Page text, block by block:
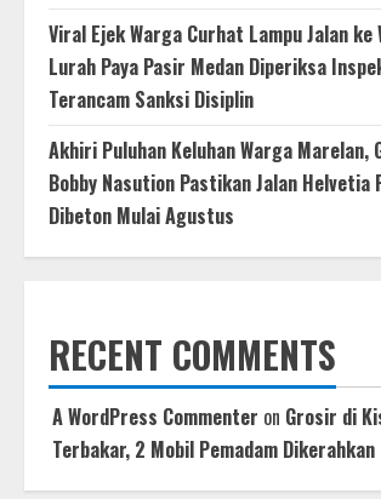
Viral Ejek Warga Curhat Lampu Jalan ke
Lurah Paya Pasir Medan Diperiksa
Terancam Sanksi Disiplin
Akhiri Puluhan Keluhan Warga Marelan,
Bobby Nasution Pastikan Jalan Helvetia
Dibeton Mulai Agustus
RECENT COMMENTS
A WordPress Commenter on Grosir di
Terbakar, 2 Mobil Pemadam Dikerahkan